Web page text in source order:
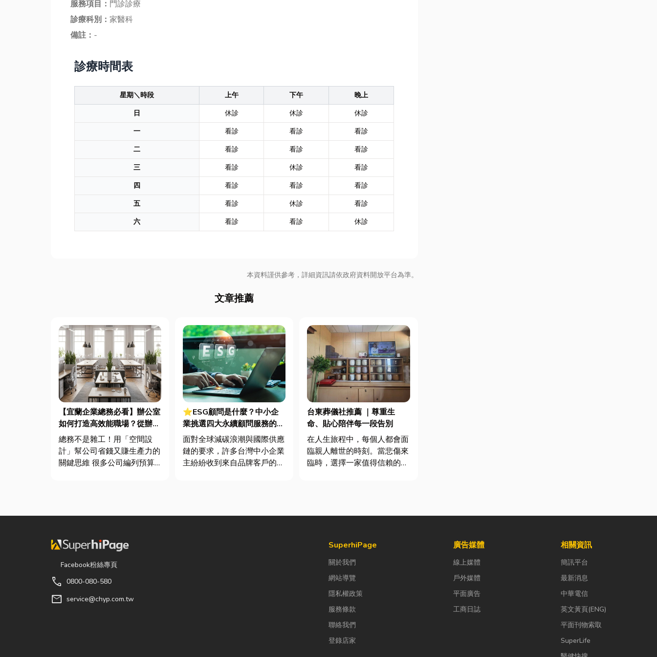
服務項目： 門診診療
診療科別： 家醫科
備註： -
診療時間表
星期＼時段 上午 下午
晚上
日
休診 休診
休診
一
看診 看診
看診
二
看診 看診
看診
三
看診 休診
看診
四
看診 看診
看診
五
看診 休診
看診
六
看診 看診 休診
本資料謹供參考，詳細資訊請依政府資料開放平台為準。
文章推薦
【宜蘭企業總務必看】辦公室
如何打造高效能職場？從辦公
桌椅、系統屏風到空間設計關
鍵！
總務不是雜工！用「空間設
計」幫公司省錢又賺生產力的
關鍵思維 很多公司編列預算
正厲害...
⭐ESG顧問是什麼？中小企
業挑選四大永續顧問服務的實
用指南
面對全球減碳浪潮與國際供應
鏈的要求，許多台灣中小企業
主紛紛收到來自品牌客戶的調
台東葬儀社推薦 ｜尊重生
命、貼心陪伴每一段告別
在人生旅程中，每個人都會面
臨親人離世的時刻。當悲傷來
臨時，選擇一家值得信賴的台
讓家屬...
Facebook粉絲專頁
call 0800-080-580
mail service@chyp.com.tw
SuperhiPage
關於我們
網站導覽
隱私權政策
服務條款
聯絡我們
登錄店家
廣告媒體
線上媒體
戶外媒體
平面廣告
工商日誌
相關資訊
簡訊平台
最新消息
中華電信
英文黃頁(ENG)
平面刊物索取
SuperLife